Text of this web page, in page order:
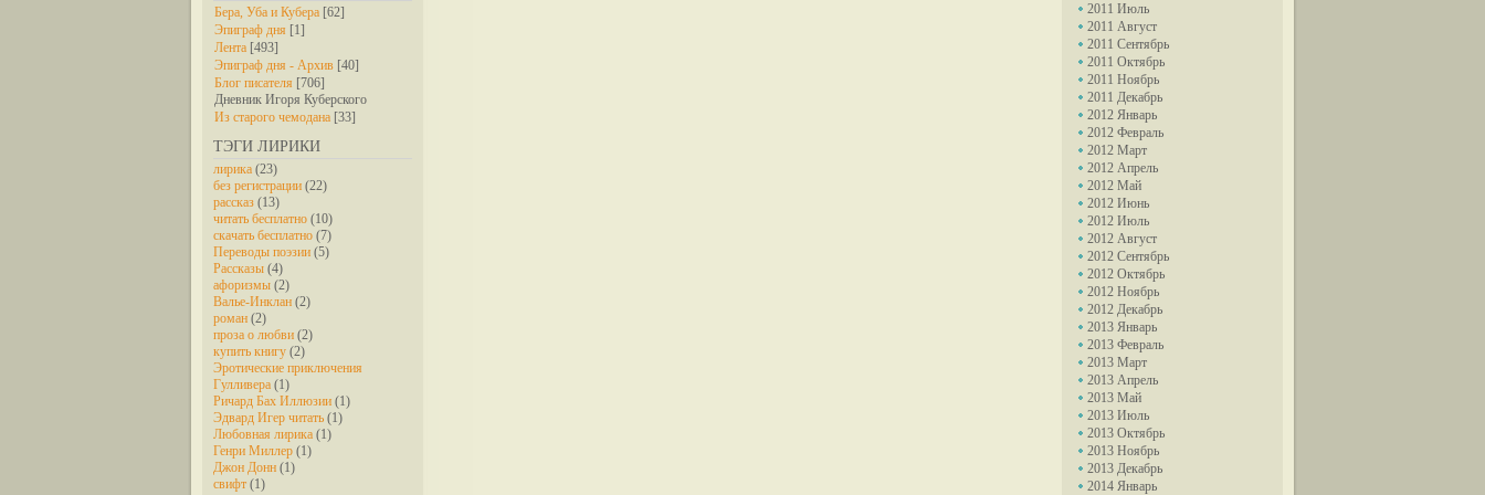
Бера, Уба и Кубера [62]
Эпиграф дня [1]
Лента [493]
Эпиграф дня - Архив [40]
Блог писателя [706]
Дневник Игоря Куберского
Из старого чемодана [33]
ТЭГИ ЛИРИКИ
лирика (23)
без регистрации (22)
рассказ (13)
читать бесплатно (10)
скачать бесплатно (7)
Переводы поэзии (5)
Рассказы (4)
афоризмы (2)
Валье-Инклан (2)
роман (2)
проза о любви (2)
купить книгу (2)
Эротические приключения
Гулливера (1)
Ричард Бах Иллюзии (1)
Эдвард Игер читать (1)
Любовная лирика (1)
Генри Миллер (1)
Джон Донн (1)
свифт (1)
2011 Июль
2011 Август
2011 Сентябрь
2011 Октябрь
2011 Ноябрь
2011 Декабрь
2012 Январь
2012 Февраль
2012 Март
2012 Апрель
2012 Май
2012 Июнь
2012 Июль
2012 Август
2012 Сентябрь
2012 Октябрь
2012 Ноябрь
2012 Декабрь
2013 Январь
2013 Февраль
2013 Март
2013 Апрель
2013 Май
2013 Июль
2013 Октябрь
2013 Ноябрь
2013 Декабрь
2014 Январь